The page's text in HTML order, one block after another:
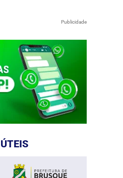
Publicidade